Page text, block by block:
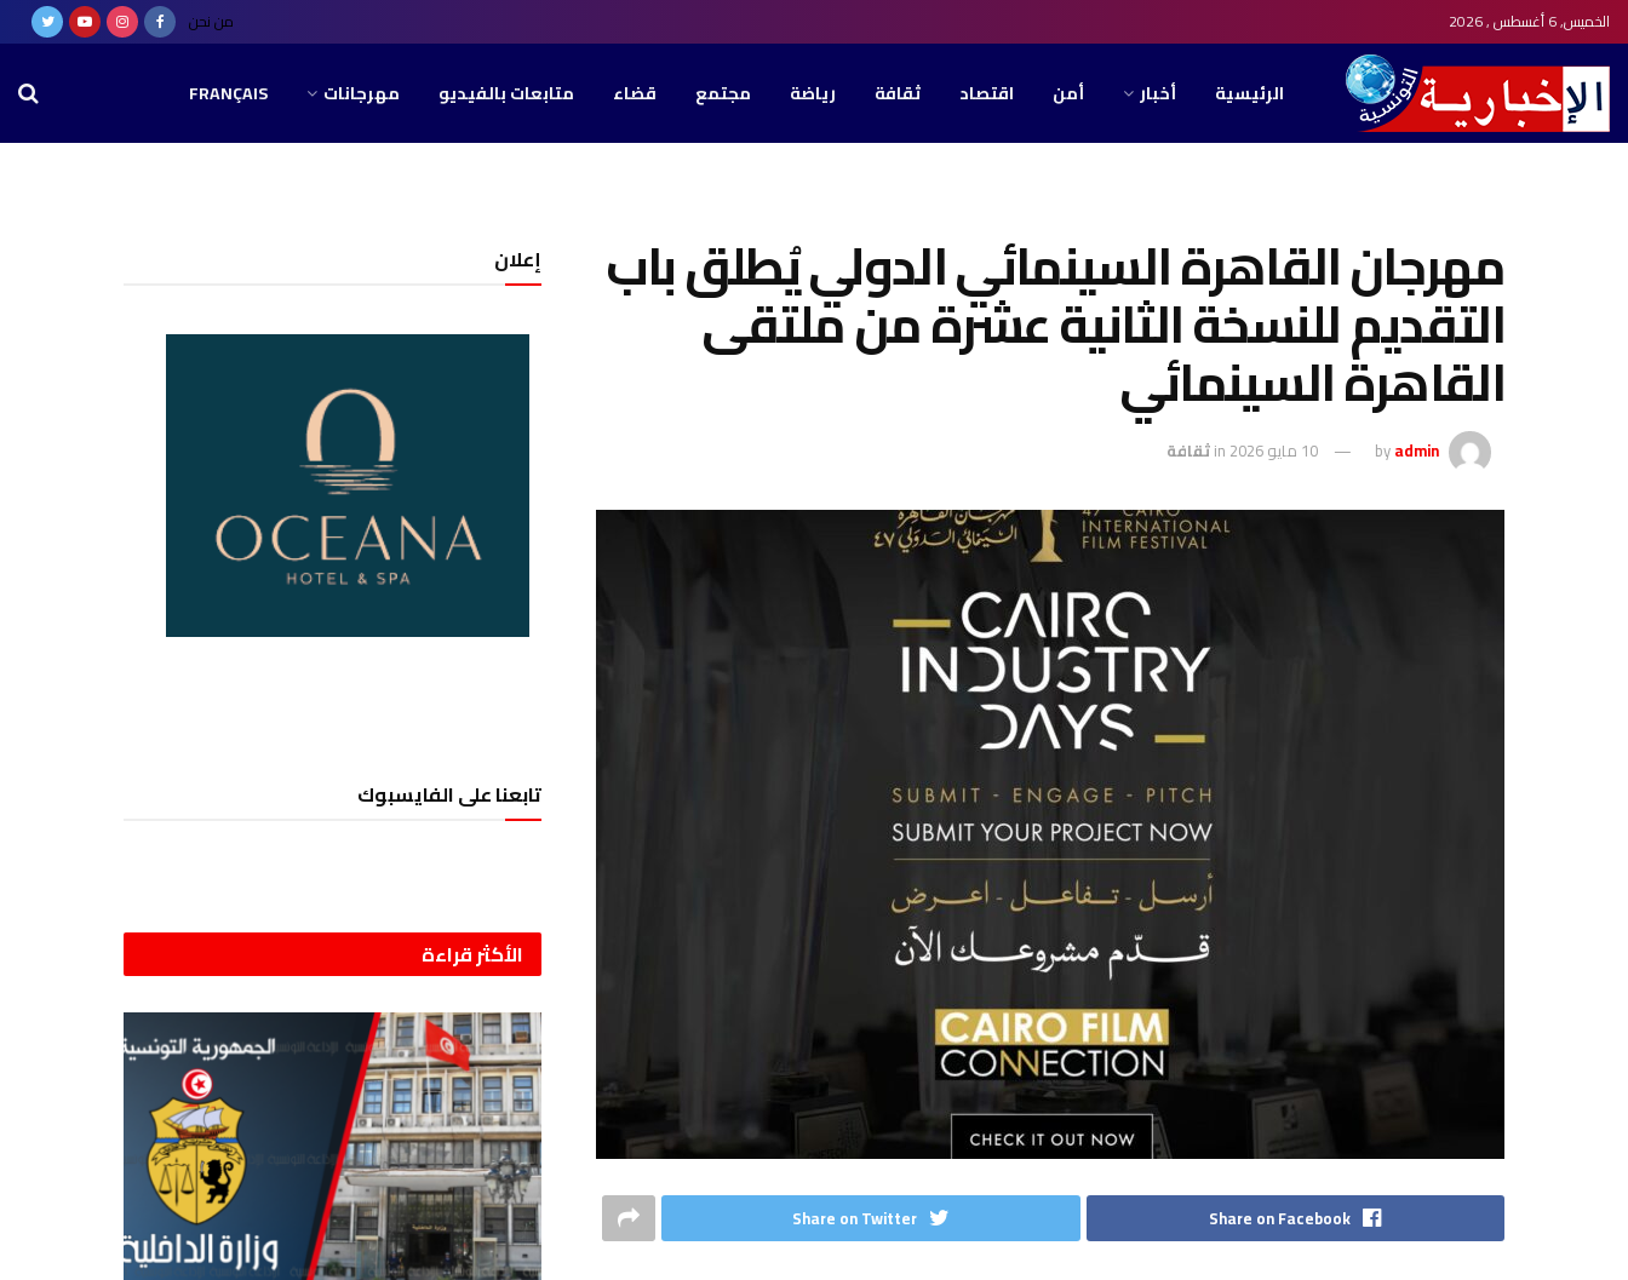
الخميس, 6 أغسطس , 2026 من نحن
الرئيسية أخبار أمن اقتصاد ثقافة رياضة مجتمع قضاء متابعات بالفيديو مهرجانات FRANÇAIS
مهرجان القاهرة السينمائي الدولي يُطلق باب
التقديم للنسخة الثانية عشرة من ملتقى
القاهرة السينمائي
byadmin 10 مايو 2026 inثقافة
Share on Facebook
Share on Twitter
إعلان
تابعنا على الفايسبوك
الأكثر قراءة